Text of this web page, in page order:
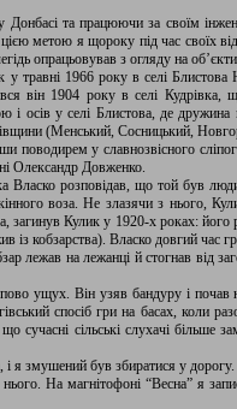
та працюючи за своїм
цією метою я щороку під час своїх
опрацьовував з огляду на
у травні 1966 року в селі
він 1904 року в селі Кудрівка,
осів у селі Блистова, де
(Менський, Сосницький,
поводирем у славнозвісного
Олександр Довженко.
Власко розповідав, що той був
воза. Не злазячи з нього,
загинув Кулик у 1920-х роках: його
із кобзарства). Власко довгий час
лежав на лежанці й стогнав від
ущух. Він узяв бандуру і почав
спосіб гри на басах, коли
сучасні сільські слухачі більше
і я змушений був збиратися у
На магнітофоні “Весна” я